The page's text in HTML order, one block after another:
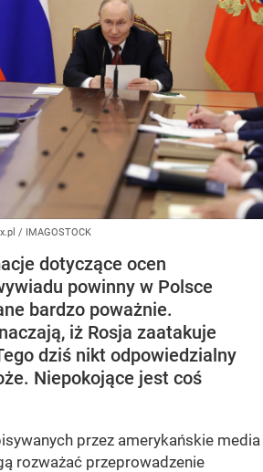
/ IMAGOSTOCK
dotyczące ocen
powinny w Polsce
bardzo poważnie.
iż Rosja zaatakuje
dziś nikt odpowiedzialny
Niepokojące jest coś
przez amerykańskie media
rozważać przeprowadzenie